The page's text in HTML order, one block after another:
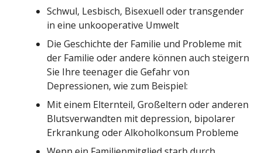
Schwul, Lesbisch, Bisexuell oder transgender
in eine unkooperative Umwelt
Die Geschichte der Familie und Probleme mit
der Familie oder andere können auch steigern
Sie Ihre teenager die Gefahr von
Depressionen, wie zum Beispiel:
Mit einem Elternteil, Großeltern oder anderen
Blutsverwandten mit depression, bipolarer
Erkrankung oder Alkoholkonsum Probleme